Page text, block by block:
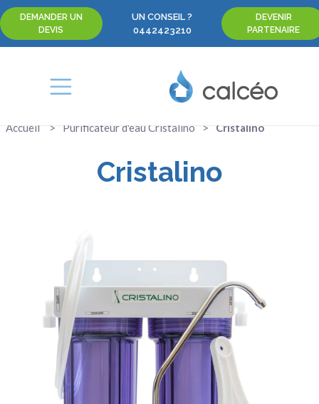
DEMANDER UN
DEVIS
UN CONSEIL ?
0442423210
DEVENIR
PARTENAIRE
Accueil Purificateur d'eau Cristalino Cristalino
Cristalino